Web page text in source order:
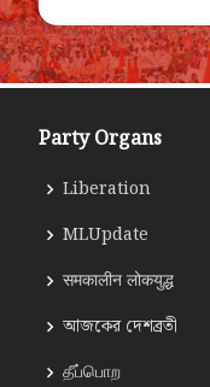
Party Organs
Liberation
MLUpdate
समकालीन लोकयुद्ध
আজকের দেশব্রতী
தீப்பொற